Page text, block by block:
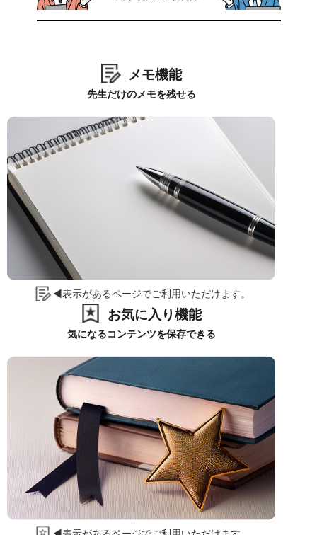
メモ機能
先生だけのメモを残せる
◀表示があるページでご利用いただけます。
お気に入り機能
気になるコンテンツを保存できる